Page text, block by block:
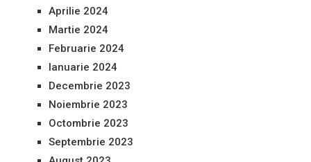
Aprilie 2024
Martie 2024
Februarie 2024
Ianuarie 2024
Decembrie 2023
Noiembrie 2023
Octombrie 2023
Septembrie 2023